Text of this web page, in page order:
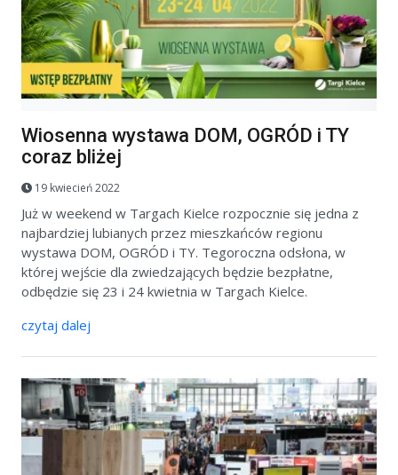
Wiosenna wystawa DOM, OGRÓD i TY
coraz bliżej
19 kwiecień 2022
Już w weekend w Targach Kielce rozpocznie się jedna z
najbardziej lubianych przez mieszkańców regionu
wystawa DOM, OGRÓD i TY. Tegoroczna odsłona, w
której wejście dla zwiedzających będzie bezpłatne,
odbędzie się 23 i 24 kwietnia w Targach Kielce.
czytaj dalej